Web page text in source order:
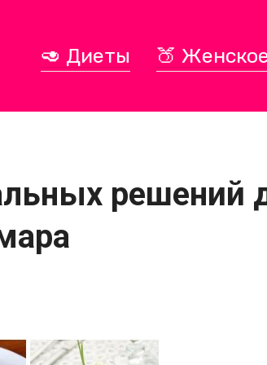
🥑 Диеты 🍑
решений